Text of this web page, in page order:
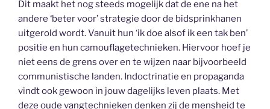
Dit maakt het nog steeds mogelijk dat de ene na het
andere ‘beter voor’ strategie door de bidsprinkhanen
uitgerold wordt. Vanuit hun ‘ik doe alsof ik een tak ben’
positie en hun camouflagetechnieken. Hiervoor hoef je
niet eens de grens over en te wijzen naar bijvoorbeeld
communistische landen. Indoctrinatie en propaganda
vindt ook gewoon in jouw dagelijks leven plaats. Met
deze oude vangtechnieken denken zij de mensheid te